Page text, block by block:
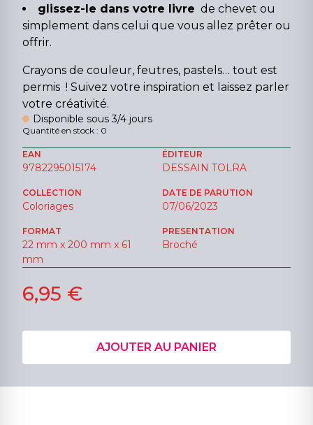
glissez-le dans votre livre de chevet ou
simplement dans celui que vous allez prêter ou
offrir.
Crayons de couleur, feutres, pastels… tout est
permis ! Suivez votre inspiration et laissez parler
votre créativité.
Disponible sous 3/4 jours
Quantité en stock : 0
EAN
9782295015174
ÉDITEUR
DESSAIN TOLRA
COLLECTION
Coloriages
DATE DE PARUTION
07/06/2023
FORMAT
22 mm x 200 mm x 61
mm
PRESENTATION
Broché
6,95 €
AJOUTER AU PANIER